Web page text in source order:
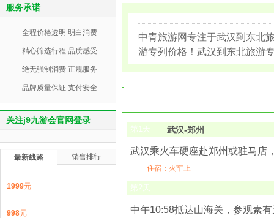
中青旅游网专注于武汉到东北
游专列价格！武汉到东北旅游
第1天 武汉-郑州
武汉乘火车硬座赴郑州或驻马店
住宿：火车上
第2天
中午10:58抵达山海关，参观素
服务承诺
全程价格透明 明白消费
精心筛选行程 品质感受
绝无强制消费 正规服务
品牌质量保证 支付安全
关注j9九游会官网登录
最新线路 销售排行
1999元
998元